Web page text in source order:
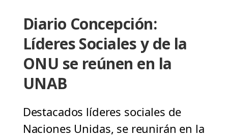
Diario Concepción:
Líderes Sociales y de la
ONU se reúnen en la
UNAB
Destacados líderes sociales de
Naciones Unidas, se reunirán en la